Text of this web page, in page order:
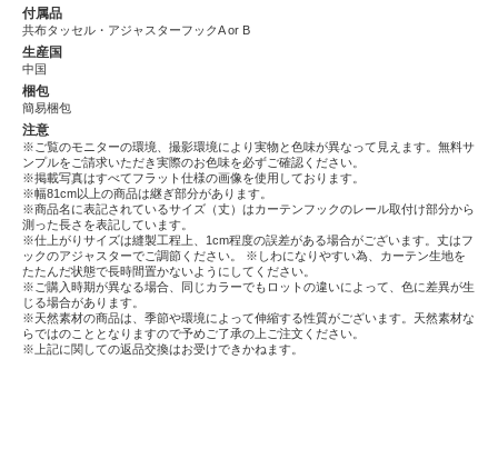
付属品
共布タッセル・アジャスターフックA or B
生産国
中国
梱包
簡易梱包
注意
※ご覧のモニターの環境、撮影環境により実物と色味が異なって見えます。無料サ
ンプルをご請求いただき実際のお色味を必ずご確認ください。
※掲載写真はすべてフラット仕様の画像を使用しております。
※幅81cm以上の商品は継ぎ部分があります。
※商品名に表記されているサイズ（丈）はカーテンフックのレール取付け部分から
測った長さを表記しています。
※仕上がりサイズは縫製工程上、1cm程度の誤差がある場合がございます。丈はフ
ックのアジャスターでご調節ください。
※しわになりやすい為、カーテン生地を
たたんだ状態で長時間置かないようにしてください。
※ご購入時期が異なる場合、同じカラーでもロットの違いによって、色に差異が生
じる場合があります。
※天然素材の商品は、季節や環境によって伸縮する性質がございます。天然素材な
らではのこととなりますので予めご了承の上ご注文ください。
※上記に関しての返品交換はお受けできかねます。